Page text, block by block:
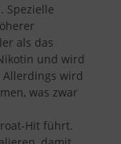
Spezielle
als das
und wird
wird
was zwar
Hit führt.